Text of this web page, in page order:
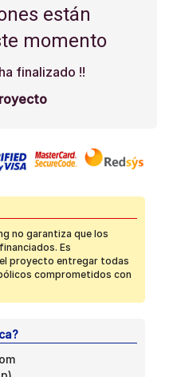
están
momento
finalizado !!
no garantiza que los
Es
proyecto entregar todas
comprometidos con